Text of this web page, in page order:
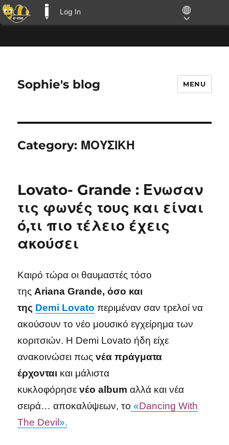
Log In
Sophie's blog MENU
Category: ΜΟΥΣΙΚΗ
Lovato- Grande : Ένωσαν
τις φωνές τους και είναι
ό,τι πιο τέλειο έχεις
ακούσει
Καιρό τώρα οι θαυμαστές τόσο
της ArianaGrande, όσο και
της Demi Lovato περιμέναν σαν τρελοί να
ακούσουν το νέο μουσικό εγχείρημα των
κοριτσιών. Η Demi Lovato ήδη είχε
ανακοινώσει πωςνέα πράγματα
έρχονται και μάλιστα
κυκλοφόρησενέοalbum αλλά και νέα
σειρά… αποκαλύψεων, το «Dancing With
The Devil».